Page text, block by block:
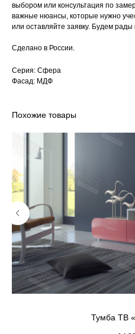
выбором или консультация по
важные нюансы, которые нужно
или оставляйте заявку. Будем рады
Сделано в России.
Серия: Сфера
Фасад: МДФ
Похожие товары
Тумба ТВ